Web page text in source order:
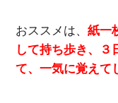
おススメは、紙一
して持ち歩き、３
て、一気に覚えて